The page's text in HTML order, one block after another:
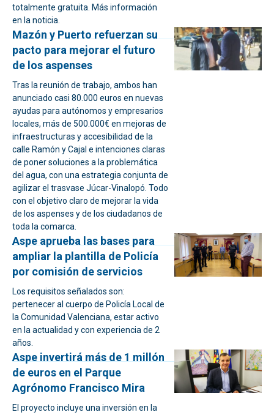
totalmente gratuita. Más información
en la noticia.
Mazón y Puerto refuerzan su
pacto para mejorar el futuro
de los aspenses
Tras la reunión de trabajo, ambos han
anunciado casi 80.000 euros en nuevas
ayudas para autónomos y empresarios
locales, más de 500.000€ en mejoras de
infraestructuras y accesibilidad de la
calle Ramón y Cajal e intenciones claras
de poner soluciones a la problemática
del agua, con una estrategia conjunta de
agilizar el trasvase Júcar-Vinalopó. Todo
con el objetivo claro de mejorar la vida
de los aspenses y de los ciudadanos de
toda la comarca.
Aspe aprueba las bases para
ampliar la plantilla de Policía
por comisión de servicios
Los requisitos señalados son:
pertenecer al cuerpo de Policía Local de
la Comunidad Valenciana, estar activo
en la actualidad y con experiencia de 2
años.
Aspe invertirá más de 1 millón
de euros en el Parque
Agrónomo Francisco Mira
El proyecto incluye una inversión en la